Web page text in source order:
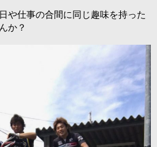
や仕事の合間に同じ趣味を持った
か？